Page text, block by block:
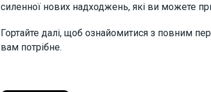
силенної нових надходжень, які ви можете
Гортайте далі, щоб ознайомитися з повним
вам потрібне.